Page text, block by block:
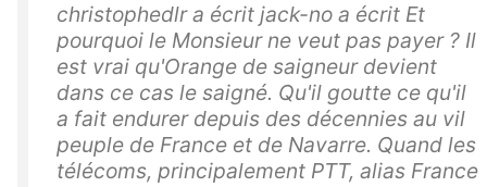
christophedlr a écrit jack-no a écrit Et
pourquoi le Monsieur ne veut pas payer ? Il
est vrai qu'Orange de saigneur devient
dans ce cas le saigné. Qu'il goutte ce qu'il
a fait endurer depuis des décennies au vil
peuple de France et de Navarre. Quand les
télécoms, principalement PTT, alias France